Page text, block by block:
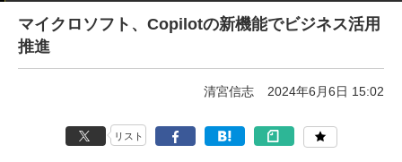
マイクロソフト、Copilotの新機能でビジネス活用
推進
清宮信志 2024年6月6日 15:02
リスト